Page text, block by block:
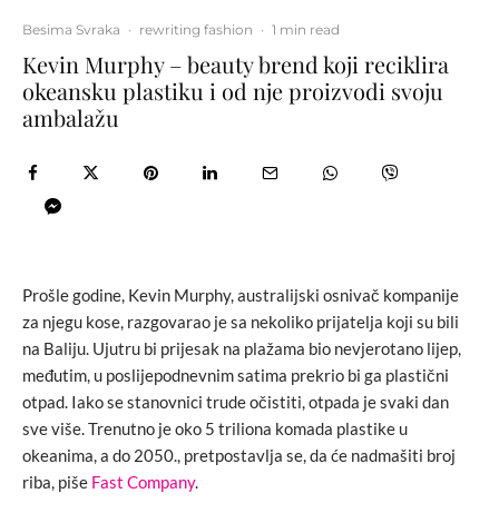
Besima Svraka · rewriting fashion · 1 min read
Kevin Murphy – beauty brend koji reciklira
okeansku plastiku i od nje proizvodi svoju
ambalažu
Prošle godine, Kevin Murphy, australijski osnivač kompanije
za njegu kose, razgovarao je sa nekoliko prijatelja koji su bili
na Baliju. Ujutru bi prijesak na plažama bio nevjerotano lijep,
međutim, u poslijepodnevnim satima prekrio bi ga plastični
otpad. Iako se stanovnici trude očistiti, otpada je svaki dan
sve više. Trenutno je oko 5 triliona komada plastike u
okeanima, a do 2050., pretpostavlja se, da će nadmašiti broj
riba, piše Fast Company.